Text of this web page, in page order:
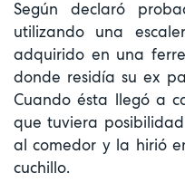
Según declaró
utilizando una
adquirido en una
donde residía su ex
Cuando ésta llegó a
que tuviera
al comedor y la hirió
cuchillo.